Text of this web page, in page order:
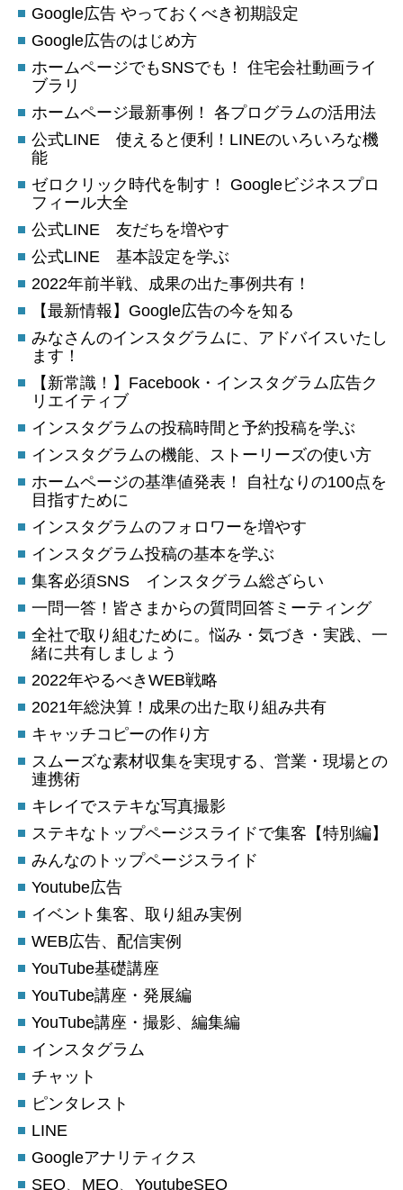
Google広告 やっておくべき初期設定
Google広告のはじめ方
ホームページでもSNSでも！ 住宅会社動画ライ
ブラリ
ホームページ最新事例！ 各プログラムの活用法
公式LINE 使えると便利！LINEのいろいろな機
能
ゼロクリック時代を制す！ Googleビジネスプロ
フィール大全
公式LINE 友だちを増やす
公式LINE 基本設定を学ぶ
2022年前半戦、成果の出た事例共有！
【最新情報】Google広告の今を知る
みなさんのインスタグラムに、アドバイスいたし
ます！
【新常識！】Facebook・インスタグラム広告ク
リエイティブ
インスタグラムの投稿時間と予約投稿を学ぶ
インスタグラムの機能、ストーリーズの使い方
ホームページの基準値発表！ 自社なりの100点を
目指すために
インスタグラムのフォロワーを増やす
インスタグラム投稿の基本を学ぶ
集客必須SNS インスタグラム総ざらい
一問一答！皆さまからの質問回答ミーティング
全社で取り組むために。悩み・気づき・実践、一
緒に共有しましょう
2022年やるべきWEB戦略
2021年総決算！成果の出た取り組み共有
キャッチコピーの作り方
スムーズな素材収集を実現する、営業・現場との
連携術
キレイでステキな写真撮影
ステキなトップページスライドで集客【特別編】
みんなのトップページスライド
Youtube広告
イベント集客、取り組み実例
WEB広告、配信実例
YouTube基礎講座
YouTube講座・発展編
YouTube講座・撮影、編集編
インスタグラム
チャット
ピンタレスト
LINE
Googleアナリティクス
SEO、MEO、YoutubeSEO